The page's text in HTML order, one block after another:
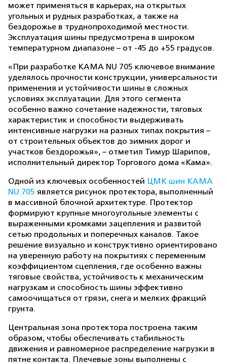
может применяться в карьерах, на открытых
угольных и рудных разработках, а также на
бездорожье в труднопроходимой местности.
Эксплуатация шины предусмотрена в широком
температурном диапазоне – от -45 до +55 градусов.
«При разработке KAMA NU 705 ключевое внимание
уделялось прочности конструкции, универсальности
применения и устойчивости шины в сложных
условиях эксплуатации. Для этого сегмента
особенно важно сочетание надежности, тяговых
характеристик и способности выдерживать
интенсивные нагрузки на разных типах покрытия –
от строительных объектов до зимних дорог и
участков бездорожья», – отметил Тимур Шарипов,
исполнительный директор Торгового дома «Кама».
Одной из ключевых особенностей ЦМК шин KAMA
NU 705 является рисунок протектора, выполненный
в массивной блочной архитектуре. Протектор
формируют крупные многоугольные элементы с
выраженными кромками зацепления и развитой
сетью продольных и поперечных каналов. Такое
решение визуально и конструктивно ориентировано
на уверенную работу на покрытиях с переменным
коэффициентом сцепления, где особенно важны
тяговые свойства, устойчивость к механическим
нагрузкам и способность шины эффективно
самоочищаться от грязи, снега и мелких фракций
грунта.
Центральная зона протектора построена таким
образом, чтобы обеспечивать стабильность
движения и равномерное распределение нагрузки в
пятне контакта. Плечевые зоны выполнены с